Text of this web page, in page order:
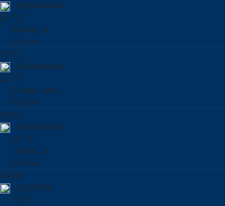
ΗΛΙΟΦΑΝΕΙΑ
32 °C
4 Μπφ. Α
0.0 mm
17:00
ΗΛΙΟΦΑΝΕΙΑ
32 °C
5 Μπφ. ΑΝΑ
0.0 mm
20:00
ΗΛΙΟΦΑΝΕΙΑ
30 °C
3 Μπφ. Α
0.0 mm
23:00
ΞΑΣΤΕΡΙΑ
30 °C